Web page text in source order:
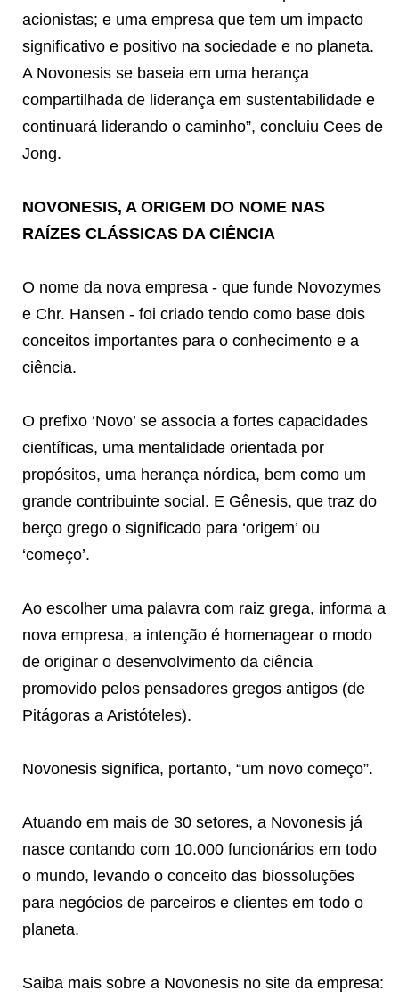
acionistas; e uma empresa que tem um impacto
significativo e positivo na sociedade e no planeta.
A Novonesis se baseia em uma herança
compartilhada de liderança em sustentabilidade e
continuará liderando o caminho”, concluiu Cees de
Jong.
NOVONESIS, A ORIGEM DO NOME NAS
RAÍZES CLÁSSICAS DA CIÊNCIA
O nome da nova empresa - que funde Novozymes
e Chr. Hansen - foi criado tendo como base dois
conceitos importantes para o conhecimento e a
ciência.
O prefixo ‘Novo’ se associa a fortes capacidades
científicas, uma mentalidade orientada por
propósitos, uma herança nórdica, bem como um
grande contribuinte social. E Gênesis, que traz do
berço grego o significado para ‘origem’ ou
‘começo’.
Ao escolher uma palavra com raiz grega, informa a
nova empresa, a intenção é homenagear o modo
de originar o desenvolvimento da ciência
promovido pelos pensadores gregos antigos (de
Pitágoras a Aristóteles).
Novonesis significa, portanto, “um novo começo”.
Atuando em mais de 30 setores, a Novonesis já
nasce contando com 10.000 funcionários em todo
o mundo, levando o conceito das biossoluções
para negócios de parceiros e clientes em todo o
planeta.
Saiba mais sobre a Novonesis no site da empresa: